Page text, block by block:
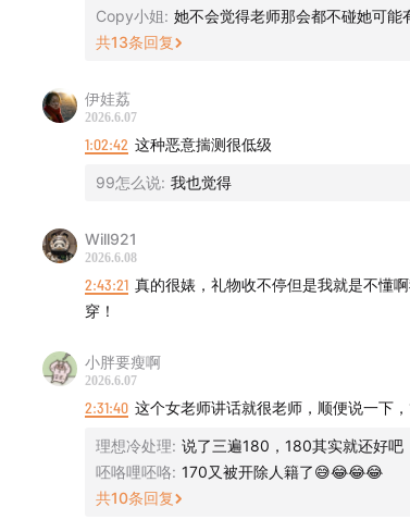
Copy小姐: 她不会觉得老师那会都不碰她可能
共13条回复
伊娃荔
2026.6.07
1:02:42 这种恶意揣测很低级
99怎么说: 我也觉得
Will921
2026.6.08
2:43:21 真的很婊，礼物收不停但是我就是不懂
穿！
小胖要瘦啊
2026.6.07
2:31:40 这个女老师讲话就很老师，顺便说一下
理想冷处理: 说了三遍180，180其实就还好吧
呸咯哩呸咯: 170又被开除人籍了😅😂😂😂
共10条回复